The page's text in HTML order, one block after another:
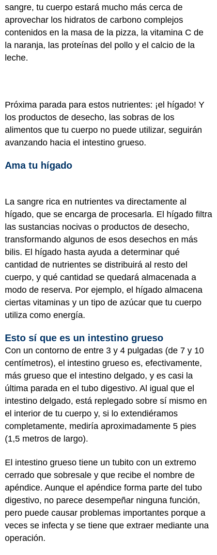
sangre, tu cuerpo estará mucho más cerca de
aprovechar los hidratos de carbono complejos
contenidos en la masa de la pizza, la vitamina C de
la naranja, las proteínas del pollo y el calcio de la
leche.
Próxima parada para estos nutrientes: ¡el hígado! Y
los productos de desecho, las sobras de los
alimentos que tu cuerpo no puede utilizar, seguirán
avanzando hacia el intestino grueso.
Ama tu hígado
La sangre rica en nutrientes va directamente al
hígado, que se encarga de procesarla. El hígado filtra
las sustancias nocivas o productos de desecho,
transformando algunos de esos desechos en más
bilis. El hígado hasta ayuda a determinar qué
cantidad de nutrientes se distribuirá al resto del
cuerpo, y qué cantidad se quedará almacenada a
modo de reserva. Por ejemplo, el hígado almacena
ciertas vitaminas y un tipo de azúcar que tu cuerpo
utiliza como energía.
Esto sí que es un intestino grueso
Con un contorno de entre 3 y 4 pulgadas (de 7 y 10
centímetros), el intestino grueso es, efectivamente,
más grueso que el intestino delgado, y es casi la
última parada en el tubo digestivo. Al igual que el
intestino delgado, está replegado sobre sí mismo en
el interior de tu cuerpo y, si lo extendiéramos
completamente, mediría aproximadamente 5 pies
(1,5 metros de largo).
El intestino grueso tiene un tubito con un extremo
cerrado que sobresale y que recibe el nombre de
apéndice. Aunque el apéndice forma parte del tubo
digestivo, no parece desempeñar ninguna función,
pero puede causar problemas importantes porque a
veces se infecta y se tiene que extraer mediante una
operación.